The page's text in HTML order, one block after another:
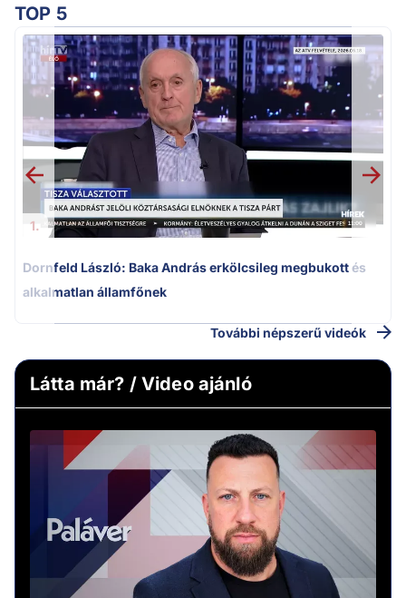
TOP 5
1.
Dornfeld László: Baka András erkölcsileg megbukott és
alkalmatlan államfőnek
További népszerű videók
Látta már? / Video ajánló